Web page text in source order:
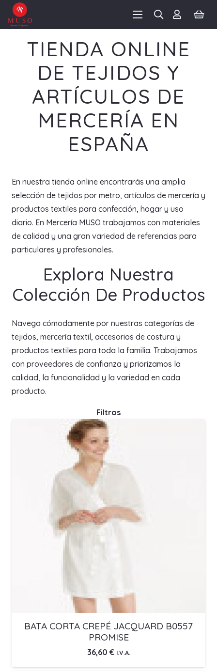
TIENDA ONLINE
DE TEJIDOS Y
ARTÍCULOS DE
MERCERÍA EN
ESPAÑA
En nuestra tienda online encontrarás una amplia
selección de tejidos por metro, artículos de mercería y
productos textiles para confección, hogar y uso
diario. En Mercería MUSO trabajamos con materiales
de calidad y una gran variedad de referencias para
particulares y profesionales.
Explora Nuestra
Colección De Productos
Navega cómodamente por nuestras categorías de
tejidos, mercería textil, accesorios de costura y
productos textiles para toda la familia. Trabajamos
con proveedores de confianza y priorizamos la
calidad, la funcionalidad y la variedad en cada
producto.
Filtros
BATA CORTA CREPÉ JACQUARD B0557
PROMISE
36,60 € I.V.A.